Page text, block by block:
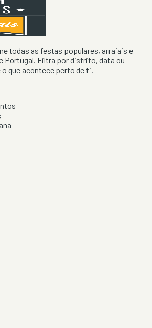
todas as festas populares, arraiais e
Portugal. Filtra por distrito, data ou
que acontece perto de ti.